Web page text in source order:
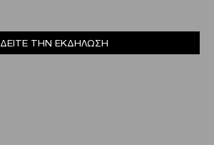
ΔΕΙΤΕ ΤΗΝ ΕΚΔΗΛΩΣΗ